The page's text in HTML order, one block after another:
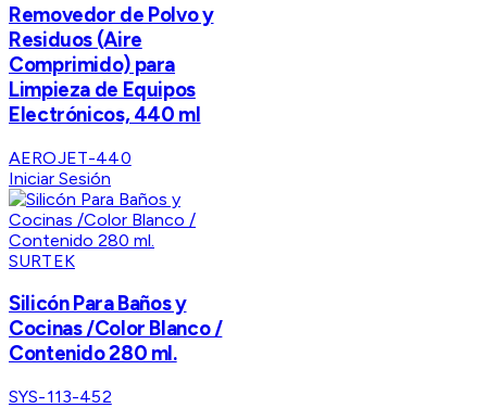
Removedor de Polvo y
Residuos (Aire
Comprimido) para
Limpieza de Equipos
Electrónicos, 440 ml
AEROJET-440
Iniciar Sesión
SURTEK
Silicón Para Baños y
Cocinas /Color Blanco /
Contenido 280 ml.
SYS-113-452